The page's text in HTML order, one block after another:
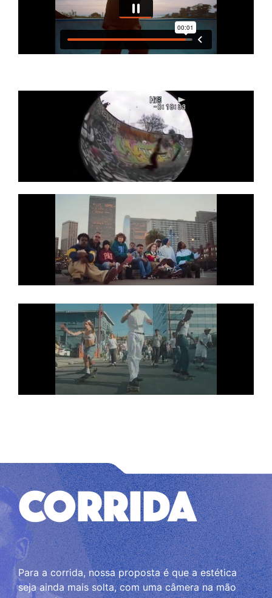
CORRIDA
Para a corrida, nossa proposta é que a estética
seja ainda mais solta, com uma câmera na mão